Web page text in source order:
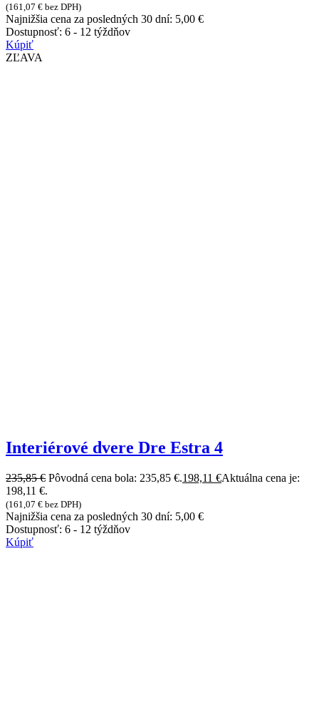
(161,07 € bez DPH)
Najnižšia cena za posledných 30 dní: 5,00 €
Dostupnosť: 6 - 12 týždňov
Kúpiť
ZĽAVA
Interiérové dvere Dre Estra 4
235,85€ Pôvodná cena bola: 235,85 €.198,11 €Aktuálna cena je:
198,11 €.
(161,07 € bez DPH)
Najnižšia cena za posledných 30 dní: 5,00 €
Dostupnosť: 6 - 12 týždňov
Kúpiť